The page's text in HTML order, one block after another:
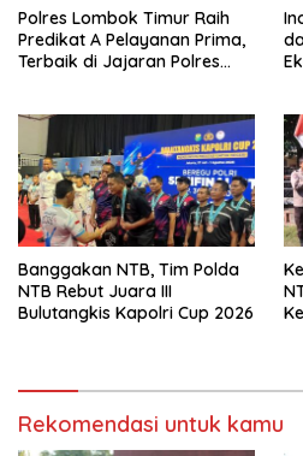
Polres Lombok Timur Raih
Predikat A Pelayanan Prima,
Terbaik di Jajaran Polres
Banggakan NTB, Tim Polda
NTB Rebut Juara III
Bulutangkis Kapolri Cup 2026
Rekomendasi untuk kamu